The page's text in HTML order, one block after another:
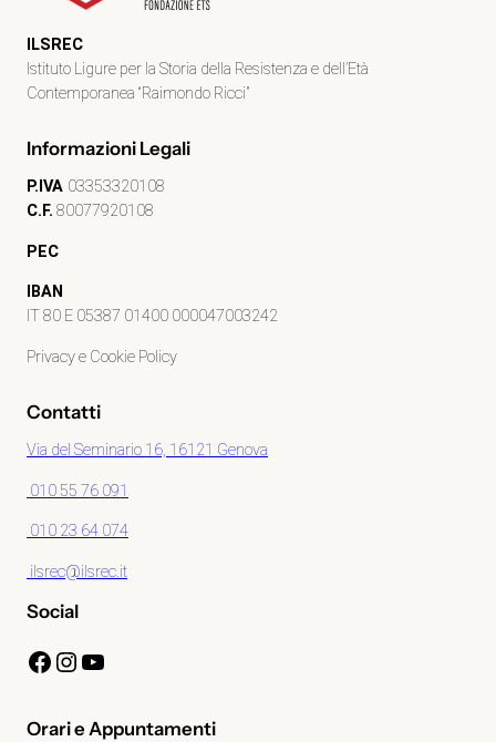
ILSREC
Istituto Ligure per la Storia della Resistenza e dell’Età
Contemporanea “Raimondo Ricci”
Informazioni Legali
P.IVA 03353320108
C.F. 80077920108
PEC
IBAN
IT 80 E 05387 01400 000047003242
Privacy e Cookie Policy
Contatti
Via del Seminario 16, 16121 Genova
010 55 76 091
010 23 64 074
ilsrec@ilsrec.it
Social
Facebook InstagramYouTube
Orari e Appuntamenti